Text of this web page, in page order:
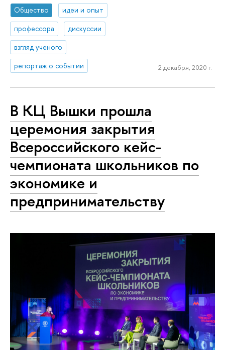
Общество
идеи и опыт
профессора
дискуссии
взгляд ученого
репортаж о событии
2 декабря, 2020 г.
В КЦ Вышки прошла
церемония закрытия
Всероссийского кейс-
чемпионата школьников по
экономике и
предпринимательству